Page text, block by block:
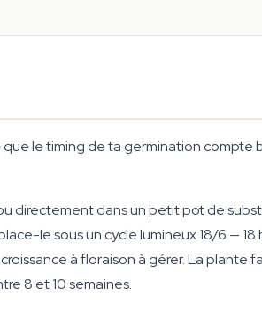
le timing de ta germination compte
directement dans un petit pot de
le sous un cycle lumineux 18/6 —
à floraison à gérer. La plante
8 et 10 semaines.